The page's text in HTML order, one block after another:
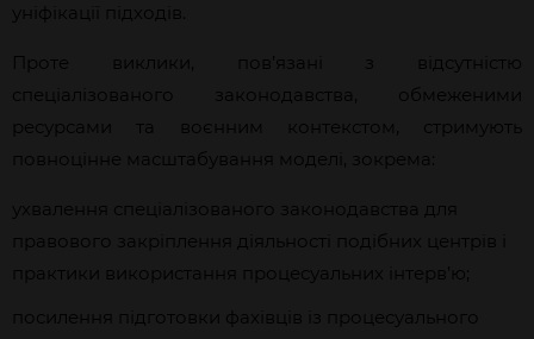
уніфікації підходів.
Проте виклики, пов’язані з відсутністю
спеціалізованого законодавства, обмеженими
ресурсами та воєнним контекстом, стримують
повноцінне масштабування моделі, зокрема:
ухвалення спеціалізованого законодавства для
правового закріплення діяльності подібних центрів і
практики використання процесуальних інтерв’ю;
посилення підготовки фахівців із процесуального